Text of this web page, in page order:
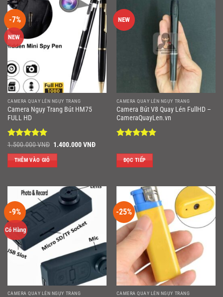
-7%
NEW
CAMERA QUAY LÉN NGỤY TRANG
Camera Ngụy Trang Bút HM75
FULL HD
Được xếp
hạng55
sao
1.500.000VNĐ Giá
1.400.000VNĐGiá
1.400.000 VNĐ.
THÊM VÀO GIỎ
NEW
CAMERA QUAY LÉN NGỤY TRANG
Camera Bút V8 Quay Lén FullHD –
CameraQuayLen.vn
hạng4.86
5 sao
ĐỌC TIẾP
-9%
Có Hàng
CAMERA QUAY LÉN NGỤY TRANG
-25%
CAMERA QUAY LÉN NGỤY TRANG